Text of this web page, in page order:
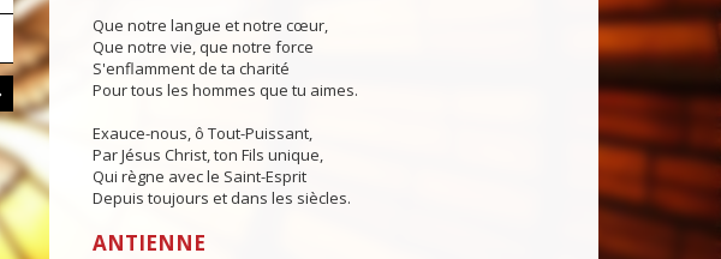
Que notre langue et notre cœur,
Que notre vie, que notre force
S'enflamment de ta charité
Pour tous les hommes que tu aimes.
Exauce-nous, ô Tout-Puissant,
Par Jésus Christ, ton Fils unique,
Qui règne avec le Saint-Esprit
Depuis toujours et dans les siècles.
ANTIENNE